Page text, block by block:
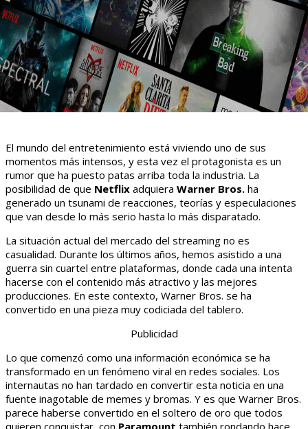
El mundo del entretenimiento está viviendo uno de sus
momentos más intensos, y esta vez el protagonista es un
rumor que ha puesto patas arriba toda la industria. La
posibilidad de que Netflix adquiera Warner Bros. ha
generado un tsunami de reacciones, teorías y especulaciones
que van desde lo más serio hasta lo más disparatado.
La situación actual del mercado del streaming no es
casualidad. Durante los últimos años, hemos asistido a una
guerra sin cuartel entre plataformas, donde cada una intenta
hacerse con el contenido más atractivo y las mejores
producciones. En este contexto, Warner Bros. se ha
convertido en una pieza muy codiciada del tablero.
Publicidad
Lo que comenzó como una información económica se ha
transformado en un fenómeno viral en redes sociales. Los
internautas no han tardado en convertir esta noticia en una
fuente inagotable de memes y bromas. Y es que Warner Bros.
parece haberse convertido en el soltero de oro que todos